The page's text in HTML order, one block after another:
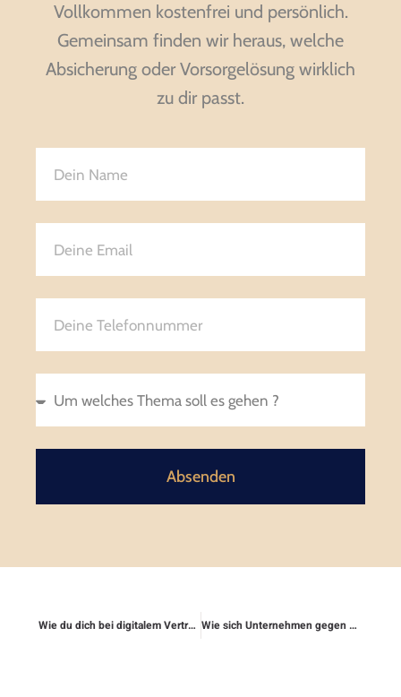
Vollkommen kostenfrei und persönlich.
Gemeinsam finden wir heraus, welche
Absicherung oder Vorsorgelösung wirklich
zu dir passt.
Absenden
Wie du dich bei digitalem Vertragsabschluss schützt Wie sich Unternehmen gegen Energieversorger-Klagen absichern